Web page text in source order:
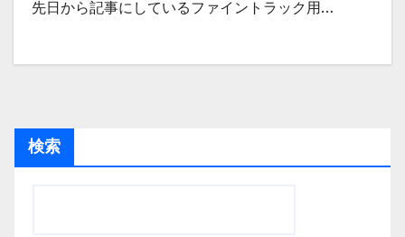
先日から記事にしているファイントラック用…
検索